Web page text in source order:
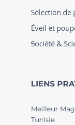
Sélection de
Éveil et
Société &
LIENS
Meilleur
Tunisie